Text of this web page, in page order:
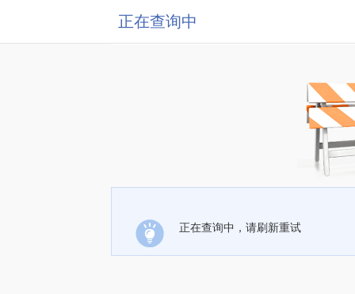
正在查询中
正在查询中，请刷新重试